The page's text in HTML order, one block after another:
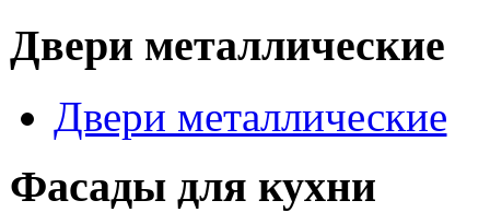
Двери металлические
Двери металлические
Фасады для кухни